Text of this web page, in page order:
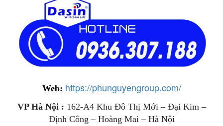
Web: https://phunguyengroup.com/
VP Hà Nội : 162-A4 Khu Đô Thị Mới – Đại Kim –
Định Công – Hoàng Mai – Hà Nội